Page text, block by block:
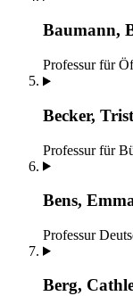
Baumann,
Professur für
Becker,
Professur für
Bens,
Professur
Berg,